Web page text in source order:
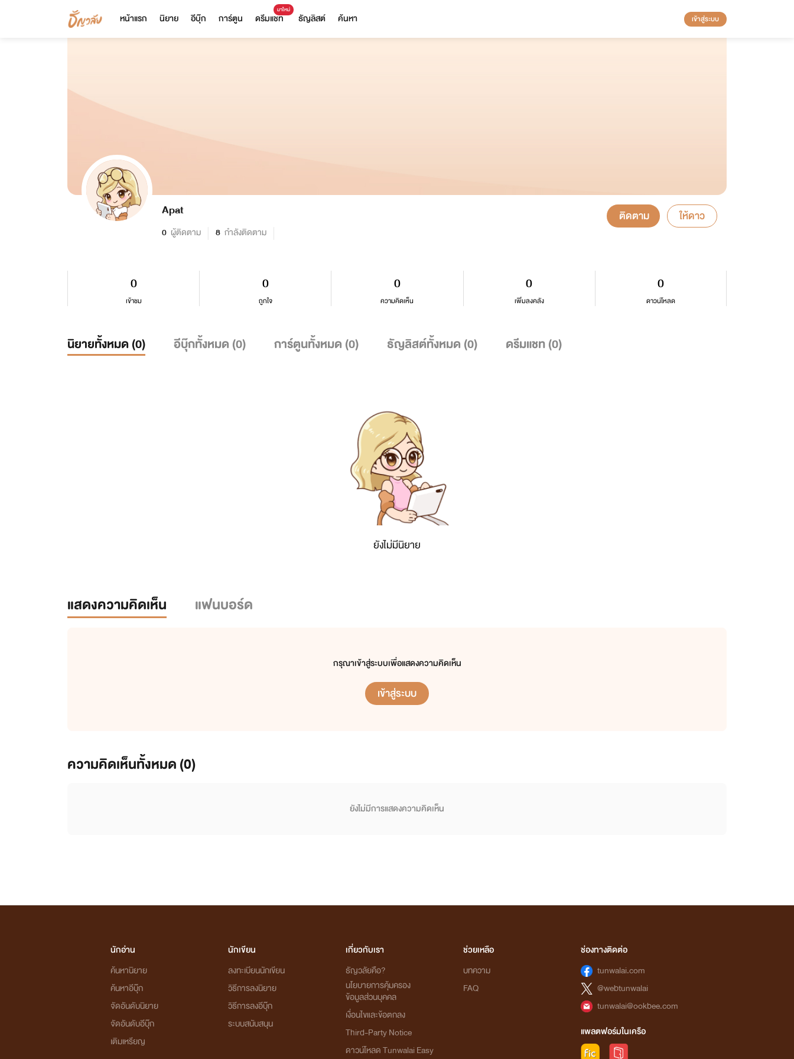
หน้าแรก นิยาย อีบุ๊ก การ์ตูน
มาใหม่
ดรีมแชท ธัญลิสต์ ค้นหา เข้าสู่ระบบ
Apat
0 ผู้ติดตาม 8 กำลังติดตาม
ติดตาม ให้ดาว
0
เข้าชม
0
เพิ่มลงคลัง
0
ถูกใจ
0
ดาวน์โหลด
0
ความคิดเห็น
นิยายทั้งหมด (0) อีบุ๊กทั้งหมด (0) การ์ตูนทั้งหมด (0) ธัญลิสต์ทั้งหมด (0) ดรีมแชท (0)
ยังไม่มีนิยาย
แสดงความคิดเห็น แฟนบอร์ด
กรุณาเข้าสู่ระบบเพื่อแสดงความคิดเห็น
เข้าสู่ระบบ
ความคิดเห็นทั้งหมด (0)
ยังไม่มีการแสดงความคิดเห็น
นักอ่าน
ค้นหานิยาย
ค้นหาอีบุ๊ก
จัดอันดับนิยาย
จัดอันดับอีบุ๊ก
เติมเหรียญ
นักเขียน
ลงทะเบียนนักเขียน
วิธีการลงนิยาย
วิธีการลงอีบุ๊ก
ระบบสนับสนุน
เกี่ยวกับเรา
ธัญวลัยคือ?
นโยบายการคุ้มครอง
ข้อมูลส่วนบุคคล
เงื่อนไขและข้อตกลง
Third-Party Notice
ดาวน์โหลด Tunwalai Easy
ช่วยเหลือ
บทความ
FAQ
ช่องทางติดต่อ
tunwalai.com
@webtunwalai
tunwalai@ookbee.com
แพลตฟอร์มในเครือ